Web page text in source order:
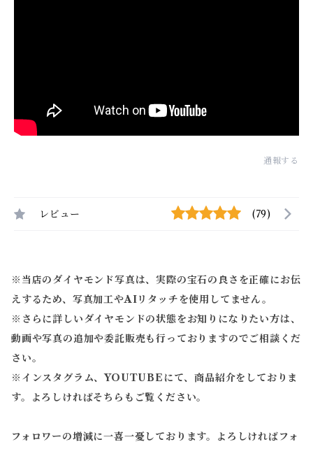
通報する
レビュー (79)
※当店のダイヤモンド写真は、実際の宝石の良さを正確にお伝
えするため、写真加工やAIリタッチを使用してません。
※ さらに詳しいダイヤモンドの状態をお知りになりたい方は、
動画や写真の追加や委託販売も行っておりますのでご相談くだ
さい。
※ インスタグラム、YOUTUBEにて、商品紹介をしておりま
す。よろしければそちらもご覧ください。
フォロワーの増減に一喜一憂しております。よろしければフォ